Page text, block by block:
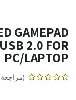
GAMEPAD
2.0 FOR
PC/LAPTOP
(مراجعة 0)